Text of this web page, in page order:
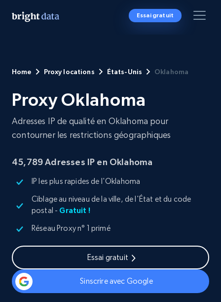
Essai gratuit
Home Proxy locations États-Unis Oklahoma
Proxy Oklahoma
Adresses IP de qualité en Oklahoma pour
contourner les restrictions géographiques
45,789 Adresses IP en Oklahoma
IP les plus rapides de l'Oklahoma
Ciblage au niveau de la ville, de l'État et du code
postal - Gratuit !
Réseau Proxy n° 1 primé
Essai gratuit
Sinscrire avec Google